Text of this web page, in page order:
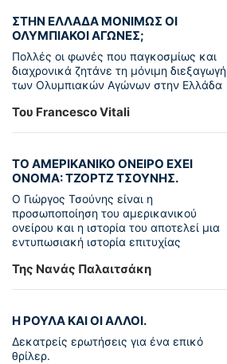
ΣΤΗΝ ΕΛΛΑΔΑ ΜΟΝΙΜΩΣ ΟΙ
ΟΛΥΜΠΙΑΚΟΙ ΑΓΩΝΕΣ;
Πολλές οι φωνές που παγκοσμίως και
διαχρονικά ζητάνε τη μόνιμη διεξαγωγή
των Ολυμπιακών Αγώνων στην Ελλάδα
Του Francesco Vitali
ΤΟ ΑΜΕΡΙΚΑΝΙΚΟ ΟΝΕΙΡΟ ΕΧΕΙ
ΟΝΟΜΑ: ΤΖΟΡΤΖ ΤΣΟΥΝΗΣ.
Ο Γιώργος Τσούνης είναι η
προσωποποίηση του αμερικανικού
ονείρου και η ιστορία του αποτελεί μια
εντυπωσιακή ιστορία επιτυχίας
Της Νανάς Παλαιτσάκη
Η ΡΟΥΛΑ ΚΑΙ ΟΙ ΑΛΛΟΙ.
Δεκατρείς ερωτήσεις για ένα επικό
θρίλερ.